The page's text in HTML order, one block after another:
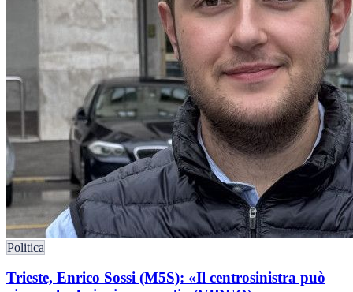
Politica
Trieste, Enrico Sossi (M5S): «Il centrosinistra può